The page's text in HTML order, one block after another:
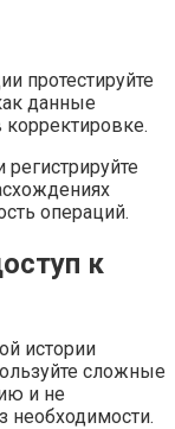
протестируйте
данные
корректировке.
операций.
к
истории
сложные
и не
необходимости.